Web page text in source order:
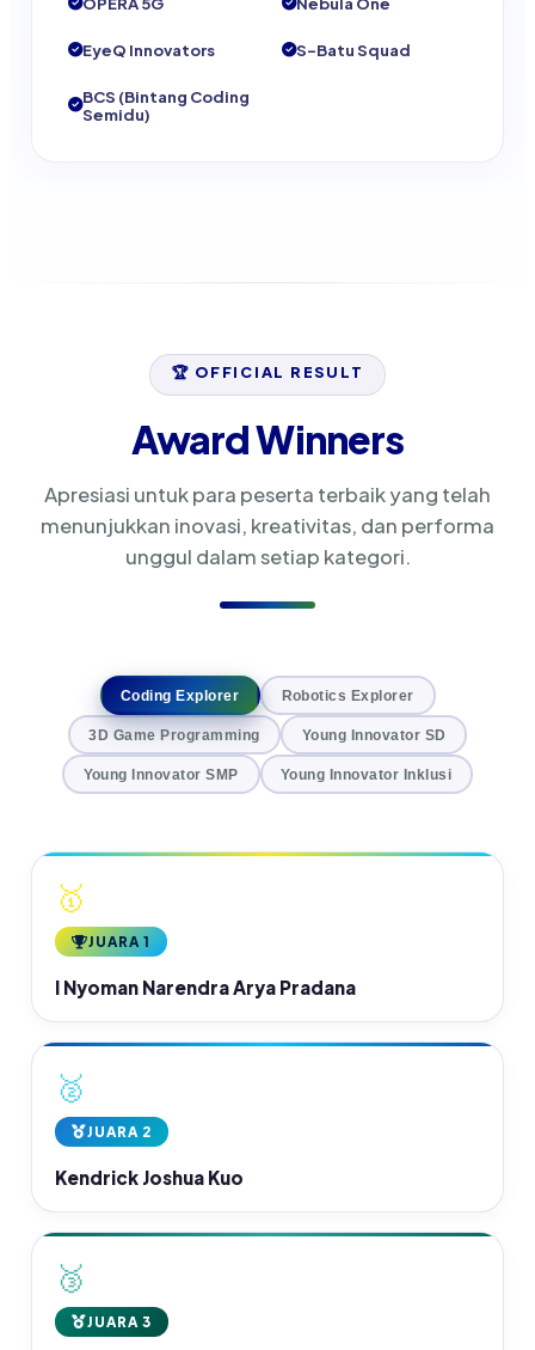
EyeQ Innovators S-Batu Squad
BCS (Bintang Coding
Semidu)
🏆 OFFICIAL RESULT
Award Winners
Apresiasi untuk para peserta terbaik yang telah
menunjukkan inovasi, kreativitas, dan performa
unggul dalam setiap kategori.
Coding Explorer Robotics Explorer
3D Game Programming Young Innovator SD
Young Innovator SMP Young Innovator Inklusi
🥇
JUARA 1
I Nyoman Narendra Arya Pradana
🥈
JUARA 2
Kendrick Joshua Kuo
🥉
JUARA 3